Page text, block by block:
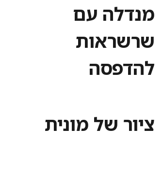
מנדלה עם
שרשראות
להדפסה
ציור של מונית